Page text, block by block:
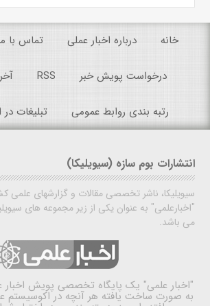
خانه درباره اخبار عملی تماس با
درخواست پویش خبر RSS
رتبه بندی روابط عمومی تبلیغات در
انتشارات بوم سازه (سیویلیکا)
سیویلیکا، ناشر تخصصی مقالات و گزارشهای علمی
"اخبارعلمی" به عنوان یکی از زیر مجموعه های
می باشد.
"اخبار علمی" یک پایگاه تخصصی پویش
به صورت ساخت یافته هر آنچه در اکوسیستم